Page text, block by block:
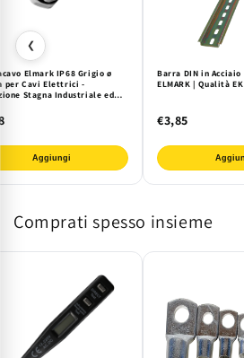
❮
Elmark IP68 Grigio ø
per Cavi Elettrici -
Stagna Industriale ed
Aggiungi
Barra DIN in
ELMARK | Qualità EK
€3,85
Comprati spesso insieme